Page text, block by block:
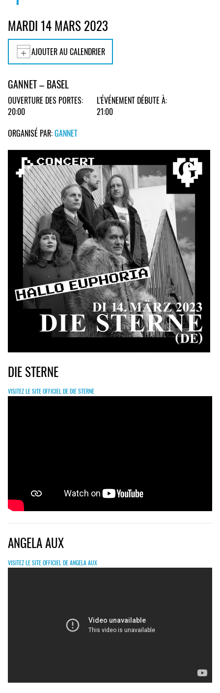
MARDI 14 MARS 2023
AJOUTER AU CALENDRIER
GANNET – BASEL
OUVERTURE DES PORTES:
20:00
L'ÉVÉNEMENT DÉBUTE À:
21:00
ORGANISÉ PAR:GANNET
DIE STERNE
VISITEZ LE SITE OFFICIEL DE DIE STERNE
ANGELA AUX
VISITEZ LE SITE OFFICIEL DE ANGELA AUX